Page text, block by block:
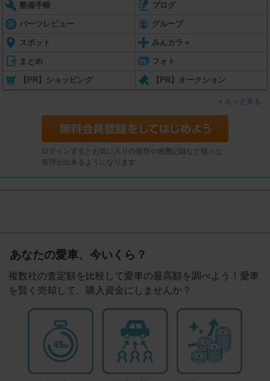
整備手帳 ブログ
パーツレビュー グループ
スポット みんカラ＋
まとめ フォト
【PR】ショッピング 【PR】オークション
もっと見る
ログインするとお気に入りの保存や燃費記録など様々な
管理が出来るようになります
あなたの愛車、今いくら？
複数社の査定額を比較して愛車の最高額を調べよう！愛車
を賢く売却して、購入資金にしませんか？